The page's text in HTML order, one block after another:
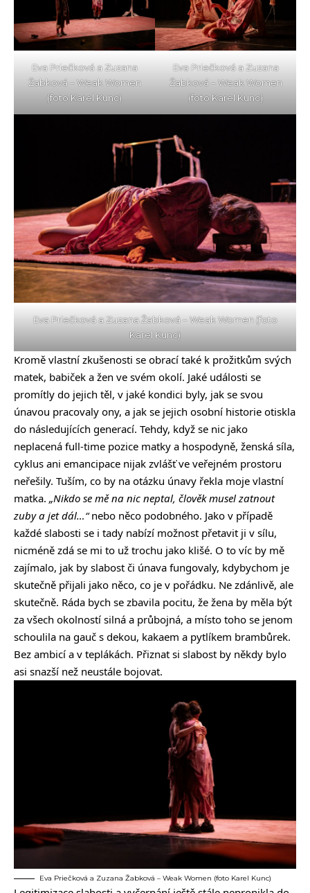
Eva Priečková a Zuzana
Žabková – Weak Women
(foto Karel Kunc)
Eva Priečková a Zuzana
Žabková – Weak Women
(foto Karel Kunc)
Eva Priečková a Zuzana Žabková – Weak Women (foto
Karel Kunc)
Kromě vlastní zkušenosti se obrací také k prožitkům svých
matek, babiček a žen ve svém okolí. Jaké události se
promítly do jejich těl, v jaké kondici byly, jak se svou
únavou pracovaly ony, a jak se jejich osobní historie otiskla
do následujících generací. Tehdy, když se nic jako
neplacená full-time pozice matky a hospodyně, ženská síla,
cyklus ani emancipace nijak zvlášť ve veřejném prostoru
neřešily. Tuším, co by na otázku únavy řekla moje vlastní
matka. „Nikdo se mě na nic neptal, člověk musel zatnout
zuby a jet dál…“nebo něco podobného. Jako v případě
každé slabosti se i tady nabízí možnost přetavit ji v sílu,
nicméně zdá se mi to už trochu jako klišé. O to víc by mě
zajímalo, jak by slabost či únava fungovaly, kdybychom je
skutečně přijali jako něco, co je v pořádku. Ne zdánlivě, ale
skutečně. Ráda bych se zbavila pocitu, že žena by měla být
za všech okolností silná a průbojná, a místo toho se jenom
schoulila na gauč s dekou, kakaem a pytlíkem brambůrek.
Bez ambicí a v teplákách. Přiznat si slabost by někdy bylo
asi snazší než neustále bojovat.
Eva Priečková a Zuzana Žabková – Weak Women (foto Karel Kunc)